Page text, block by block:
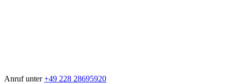
Anruf unter +49 228 28695920